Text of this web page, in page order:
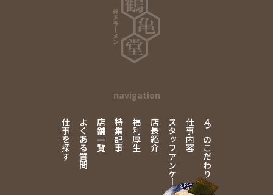
navigation
4
つのこだわり
仕事内容
スタッフアンケート
店長紹介
福利厚生
特集記事
店舗一覧
よくある質問
仕事を探す